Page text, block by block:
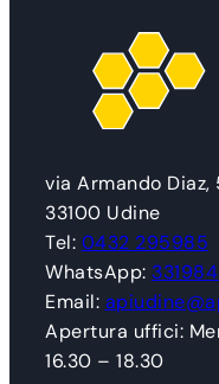
via Armando Diaz,
33100 Udine
Tel: 0432 295985
WhatsApp:
Email:
Apertura uffici:
16.30 – 18.30